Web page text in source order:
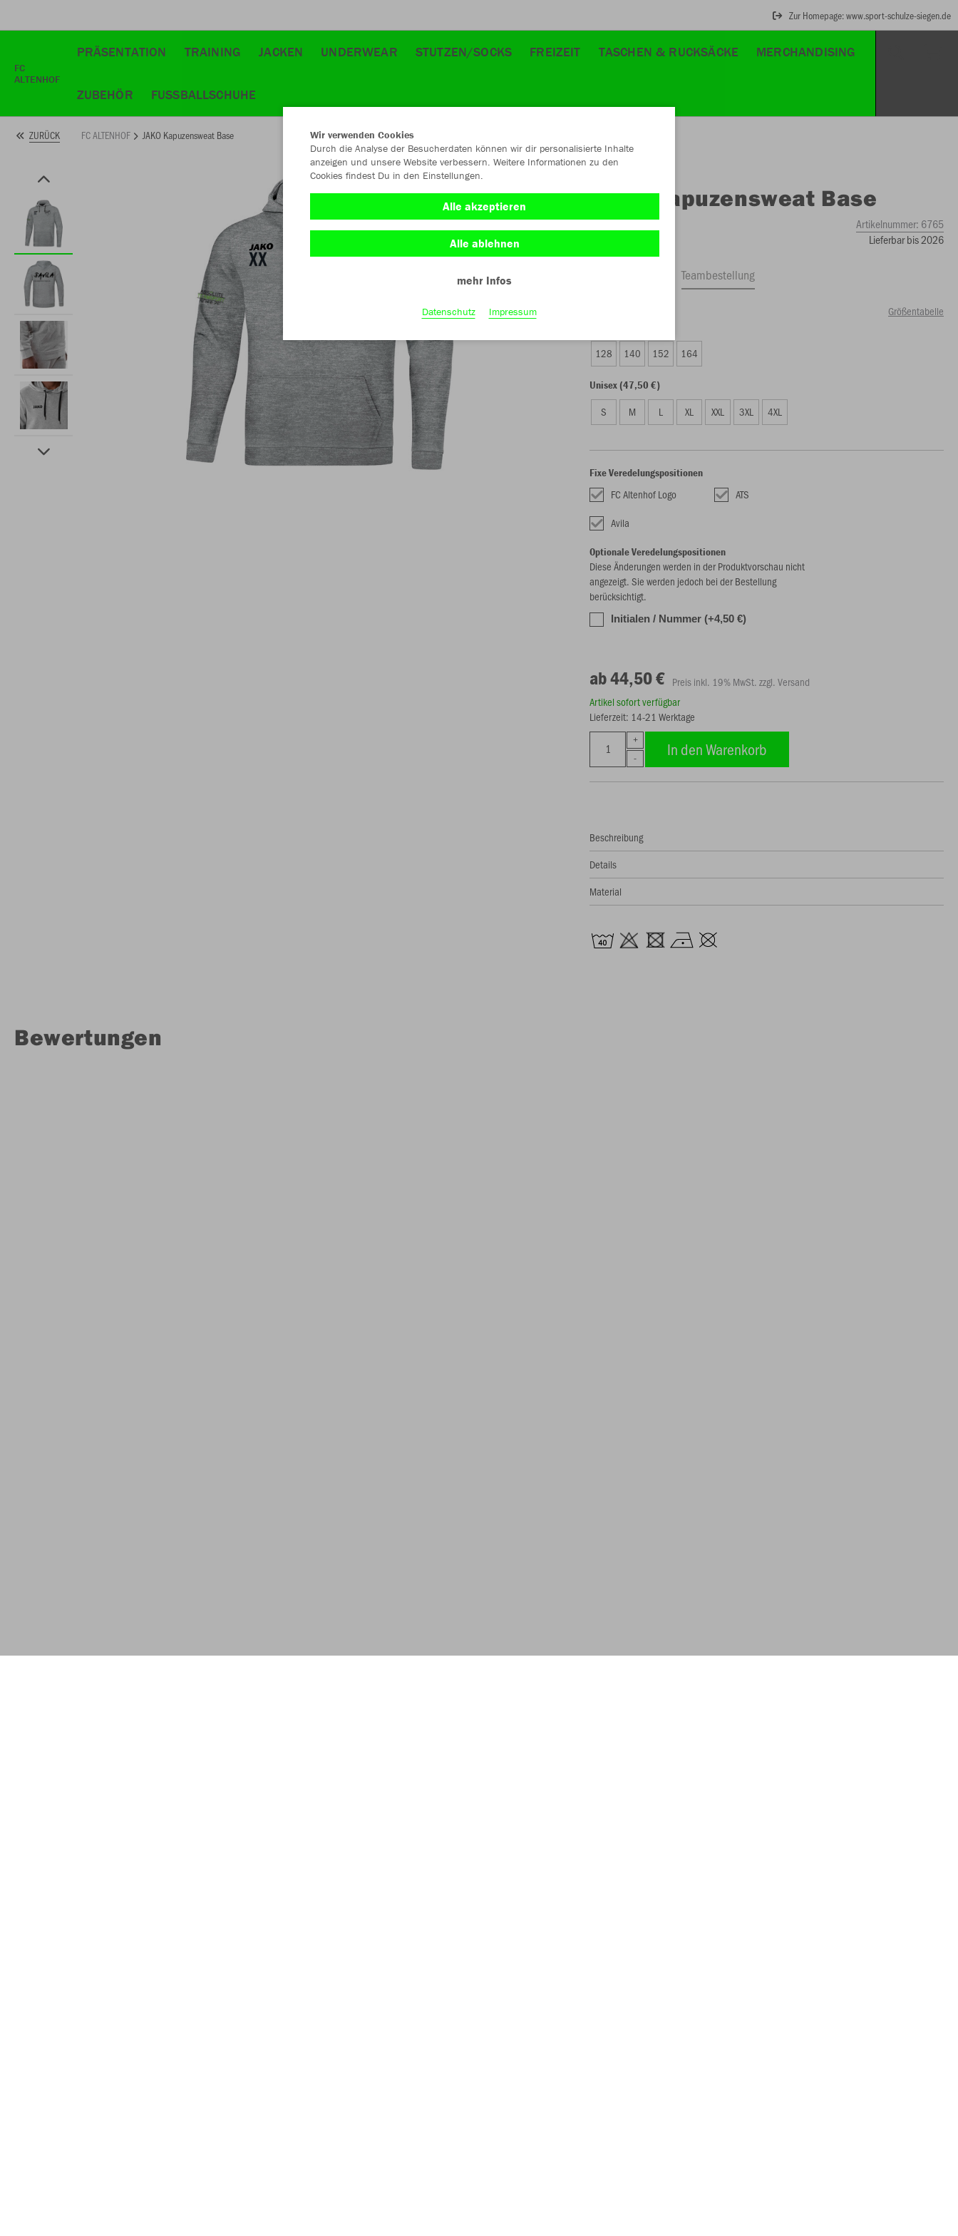
Zur Homepage: www.sport-schulze-siegen.de
FC
ALTENHOF
PRÄSENTATION TRAINING JACKEN UNDERWEAR STUTZEN/SOCKS FREIZEIT TASCHEN & RUCKSÄCKE MERCHANDISING
ZUBEHÖR FUSSBALLSCHUHE
ZURÜCK FC ALTENHOF JAKO Kapuzensweat Base
JAKO Kapuzensweat Base
Artikelnummer: 6765
Lieferbar bis 2026
Teambestellung
Größentabelle
128 140 152 164
Unisex (47,50 €)
S M L XL XXL 3XL 4XL
Fixe Veredelungspositionen
FC Altenhof Logo
ATS
Avila
Optionale Veredelungspositionen
Diese Änderungen werden in der Produktvorschau nicht
angezeigt. Sie werden jedoch bei der Bestellung
berücksichtigt.
Initialen / Nummer (+4,50 €)
ab 44,50 € Preis inkl. 19% MwSt. zzgl. Versand
Artikel sofort verfügbar
Lieferzeit: 14-21 Werktage
In den Warenkorb
Beschreibung
Details
Material
Bewertungen
Wir verwenden Cookies
Durch die Analyse der Besucherdaten können wir dir personalisierte Inhalte
anzeigen und unsere Website verbessern. Weitere Informationen zu den
Cookies findest Du in den Einstellungen.
Alle akzeptieren
Alle ablehnen
mehr Infos
Datenschutz Impressum